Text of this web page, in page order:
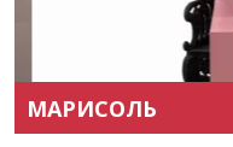
МАРИСОЛЬ